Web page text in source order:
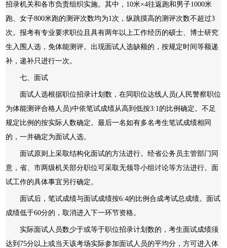
招录机关和各市负责组织实施。其中，10米×4往返跑和男子1000米
跑、女子800米跑的测评次数均为1次，纵跳摸高的测评次数不超过3
次。报考有专业要求职位且具有两年以上工作经历的硕士、博士研究
生入围人选，免体能测评。出现面试人选缺额的，按规定时间等额递
补，递补只进行一次。
七、面试
面试人选根据职位招录计划数，在同职位达线人员(人民警察职位
为体能测评合格人员)中依笔试成绩从高到低按3:1的比例确定。不足
规定比例的按实际人数确定。最后一名如有多名考生笔试成绩相同
的，一并确定为面试人选。
面试原则上采取结构化面试的方法进行。经省公务员主管部门同
意，省、市两级机关部分职位可采取无领导小组讨论等方法进行。面
试工作的具体事宜另行确定。
面试后，笔试成绩与面试成绩按6:4的比例合成考试总成绩。面试
成绩低于60分的，取消进入下一环节资格。
实际面试人员数少于或等于职位招录计划数的，考生面试成绩须
达到75分以上或当天该考场实际参加面试人员的平均分，方可进入体